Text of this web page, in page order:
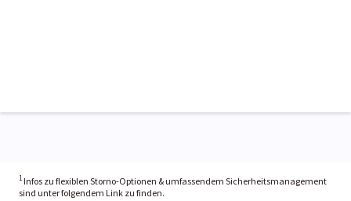
1 Infos zu flexiblen Storno-Optionen & umfassendem Sicherheitsmanagement
sind unter folgendem Link zu finden.